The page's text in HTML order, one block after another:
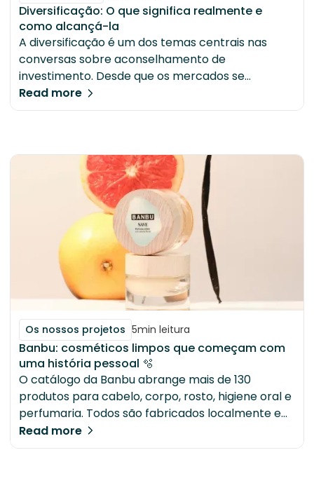
Diversificação: O que significa realmente e
como alcançá-la
A diversificação é um dos temas centrais nas
conversas sobre aconselhamento de
investimento. Desde que os mercados se
tornaram mais acessíveis, tem havido uma forte
ênfase na importância de ter uma carteira
Read more
Os nossos projetos 5min leitura
Banbu: cosméticos limpos que começam com
uma história pessoal 🫧
O catálogo da Banbu abrange mais de 130
produtos para cabelo, corpo, rosto, higiene oral e
perfumaria. Todos são fabricados localmente em
Espanha, com embalagens biodegradáveis ou
compostáveis. O fabrico é subcontratado a um
Read more